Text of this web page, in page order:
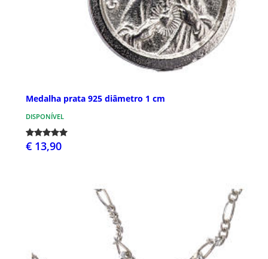
Medalha prata 925 diâmetro 1 cm
DISPONÍVEL
€ 13,90